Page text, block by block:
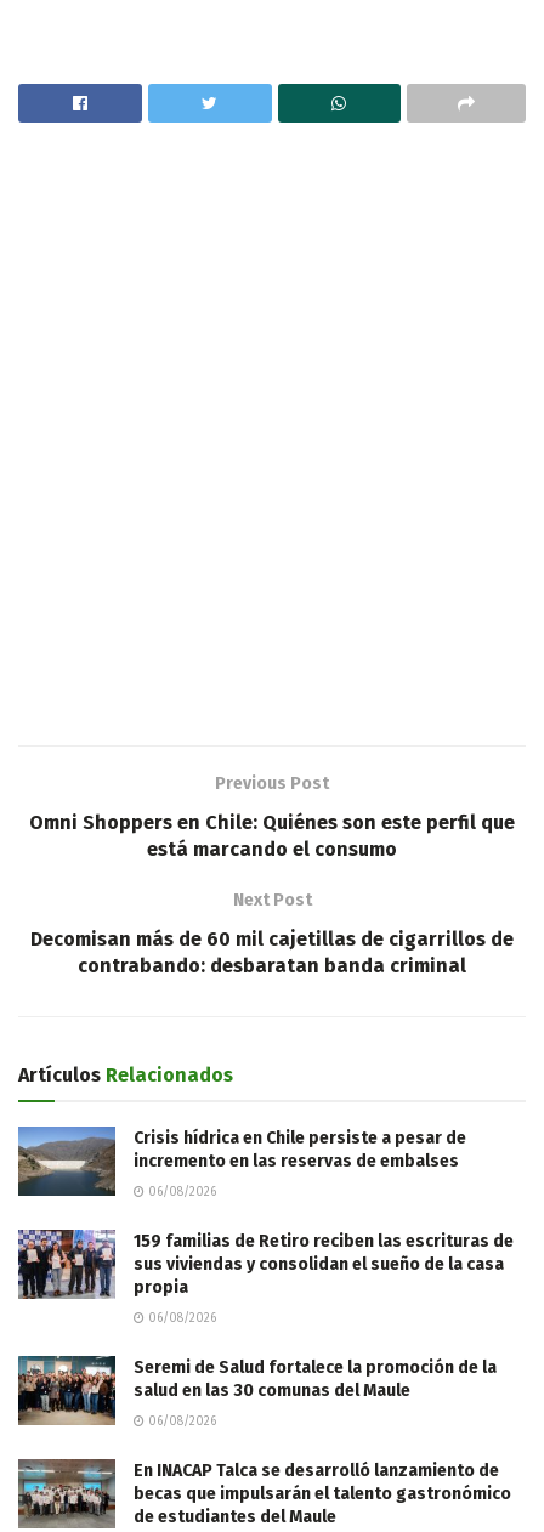
Previous Post
Omni Shoppers en Chile: Quiénes son este perfil que
está marcando el consumo
Next Post
Decomisan más de 60 mil cajetillas de cigarrillos de
contrabando: desbaratan banda criminal
Artículos Relacionados
Crisis hídrica en Chile persiste a pesar de
incremento en las reservas de embalses
06/08/2026
159 familias de Retiro reciben las escrituras de
sus viviendas y consolidan el sueño de la casa
propia
06/08/2026
Seremi de Salud fortalece la promoción de la
salud en las 30 comunas del Maule
06/08/2026
En INACAP Talca se desarrolló lanzamiento de
becas que impulsarán el talento gastronómico
de estudiantes del Maule